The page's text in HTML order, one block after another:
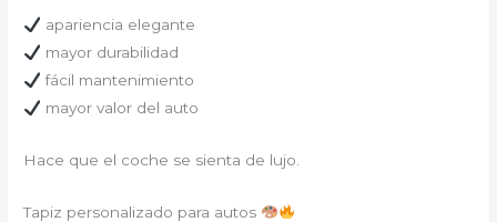
apariencia elegante
mayor durabilidad
fácil mantenimiento
mayor valor del auto
Hace que el coche se sienta de lujo.
Tapiz personalizado para autos